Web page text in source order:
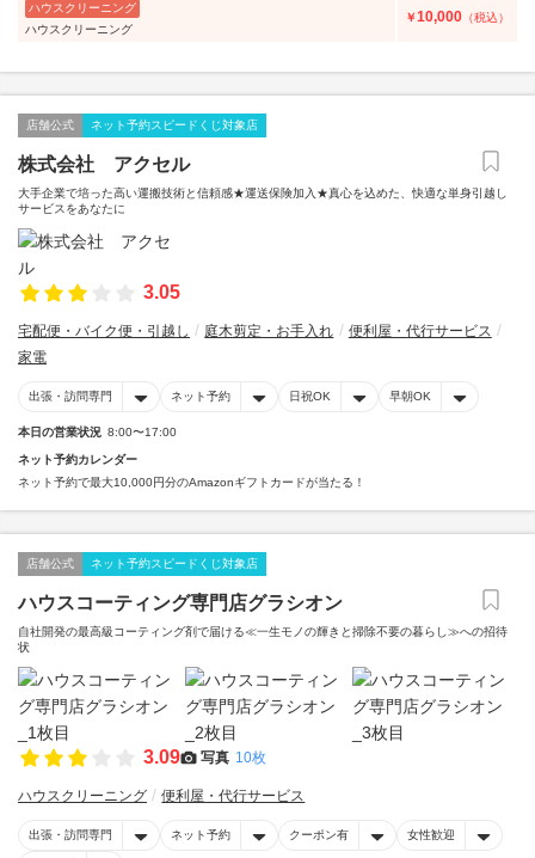
ハウスクリーニング
ハウスクリーニング
￥10,000 （税込）
店舗公式 ネット予約スピードくじ対象店
株式会社 アクセル
大手企業で培った高い運搬技術と信頼感★運送保険加入★真心を込めた、快適な単身引越し
サービスをあなたに
3.05
宅配便・バイク便・引越し 庭木剪定・お手入れ
便利屋・代行サービス
家電
出張・訪問専門 ネット予約 日祝OK 早朝OK
本日の営業状況 8:00〜17:00
ネット予約カレンダー
ネット予約で最大10,000円分のAmazonギフトカードが当たる！
店舗公式 ネット予約スピードくじ対象店
ハウスコーティング専門店グラシオン
自社開発の最高級コーティング剤で届ける≪一生モノの輝きと掃除不要の暮らし≫への招待
状
3.09 写真 10枚
ハウスクリーニング 便利屋・代行サービス
出張・訪問専門 ネット予約 クーポン有 女性歓迎